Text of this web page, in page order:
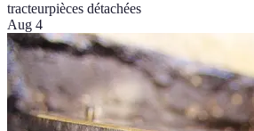
tracteurpièces détachées
Aug 4